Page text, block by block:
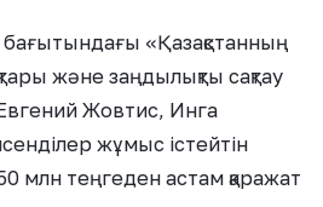
бағытындағы «Қазақстанның
және заңдылықты сақтау
Жовтис, Инга
жұмыс істейтін
млн теңгеден астам қаражат